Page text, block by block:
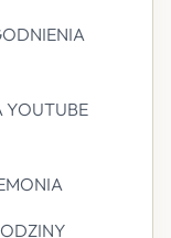
YOUTUBE